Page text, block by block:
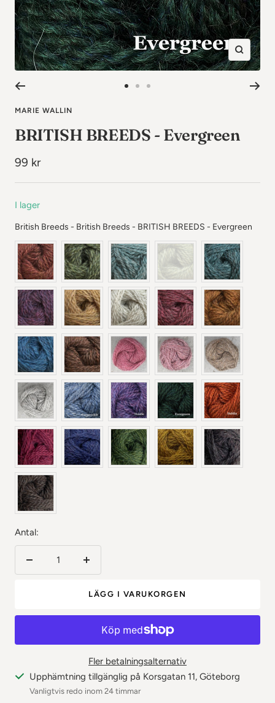
Zooma
in
1
2 3
MARIE WALLIN
BRITISH BREEDS - Evergreen
Rea-
pris
99 kr
I lager
British Breeds - British Breeds - BRITISH BREEDS - Evergreen
Antal:
Öka
LÄGG I VARUKORGEN
Fler betalningsalternativ
Upphämtning tillgänglig på Korsgatan 11, Göteborg
Vanligtvis redo inom 24 timmar